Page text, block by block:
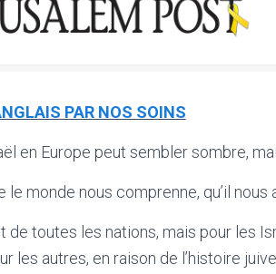
PAR NOS SOINS
en Europe peut sembler sombre,
le monde nous comprenne, qu’il nous
de toutes les nations, mais pour les
les autres, en raison de l’histoire